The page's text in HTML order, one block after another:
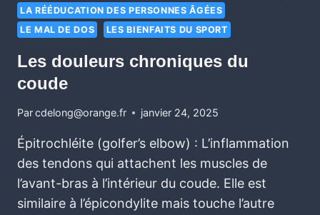
LA RÉÉDUCATION DES PERSONNES ÂGÉES
LE MAL DE DOS
LES BIENFAITS DU SPORT
Les douleurs chroniques du
coude
Parcdelong@orange.fr janvier 24, 2025
Épitrochléite (golfer’s elbow) : L’inflammation
des tendons qui attachent les muscles de
l’avant-bras à l’intérieur du coude. Elle est
similaire à l’épicondylite mais touche l’autre